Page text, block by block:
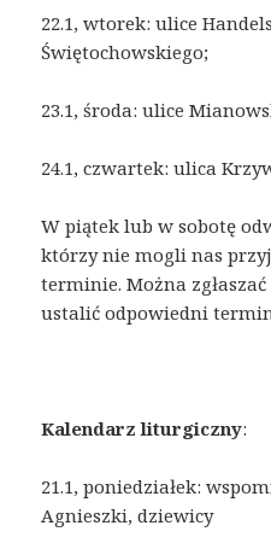
22.1, wtorek: ulice
Świętochowskiego;
23.1, środa: ulice
24.1, czwartek: ulica
W piątek lub w sobotę
którzy nie mogli nas
terminie. Można
ustalić odpowiedni
Kalendarz liturgiczny:
21.1, poniedziałek:
Agnieszki, dziewicy